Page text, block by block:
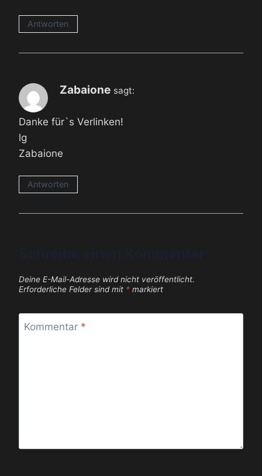
Antworten
Zabaione sagt:
Danke für`s Verlinken!
lg
Zabaione
Antworten
Deine E-Mail-Adresse wird nicht veröffentlicht.
Erforderliche Felder sind mit * markiert
Kommentar *